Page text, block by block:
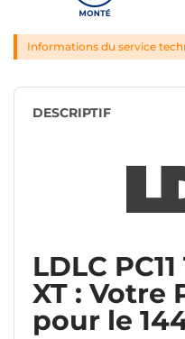
Informations du service
DESCRIPTIF
LDLC
XT : Votre
pour le